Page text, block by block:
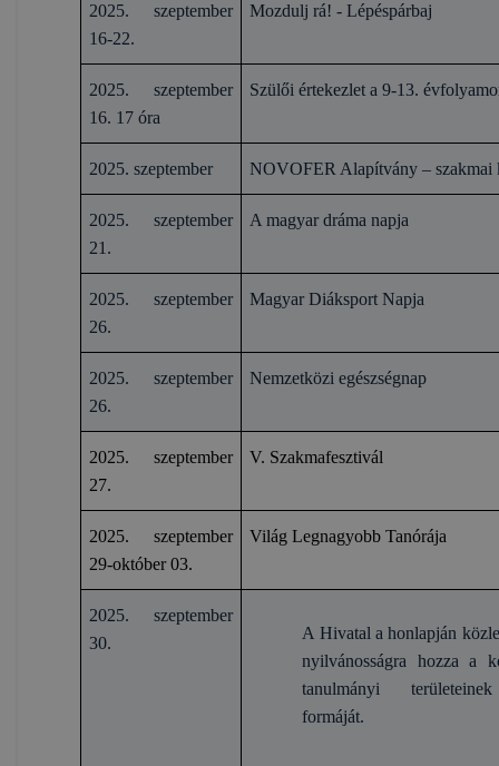
2025. szeptember
16-22.
Mozdulj rá! - Lépéspárbaj
2025. szeptember
16. 17 óra
Szülői értekezlet a 9-13.
2025. szeptember NOVOFER Alapítvány – szakmai
2025. szeptember
21.
A magyar dráma napja
2025. szeptember
26.
Magyar Diáksport Napja
2025. szeptember
26.
Nemzetközi egészségnap
2025. szeptember
27.
V. Szakmafesztivál
2025. szeptember
29-október 03.
Világ Legnagyobb Tanórája
2025. szeptember
30.
A Hivatal a honlapján
nyilvánosságra hozza a
tanulmányi
formáját.